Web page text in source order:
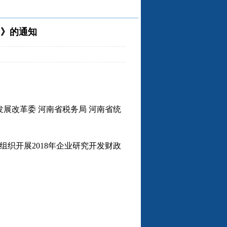
的通知
改革委 河南省税务局 河南省统
织开展2018年企业研究开发财政